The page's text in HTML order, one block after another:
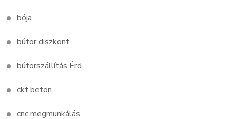
bója
bútor diszkont
bútorszállítás Érd
ckt beton
cnc megmunkálás